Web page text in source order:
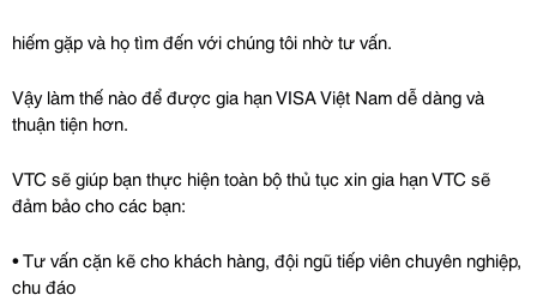
hiếm gặp và họ tìm đến với chúng tôi nhờ tư vấn.
Vậy làm thế nào để được gia hạn VISA Việt Nam dễ dàng và
thuận tiện hơn.
VTC sẽ giúp bạn thực hiện toàn bộ thủ tục xin gia hạn VTC sẽ
đảm bảo cho các bạn:
• Tư vấn cặn kẽ cho khách hàng, đội ngũ tiếp viên chuyên nghiệp,
chu đáo